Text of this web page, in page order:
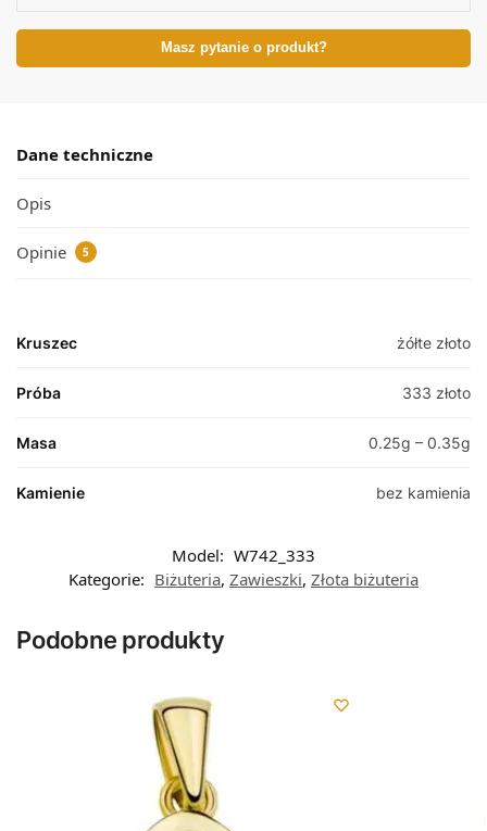
Masz pytanie o produkt?
Dane techniczne
Opis
Opinie 5
Kruszec żółte złoto
Próba 333 złoto
Masa 0.25g – 0.35g
Kamienie bez kamienia
Model: W742_333
Kategorie: Biżuteria, Zawieszki, Złota biżuteria
Podobne produkty